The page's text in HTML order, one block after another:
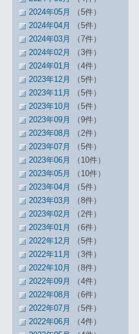
2024年05月
（5件）
2024年04月
（5件）
2024年03月
（7件）
2024年02月
（3件）
2024年01月
（4件）
2023年12月
（5件）
2023年11月
（5件）
2023年10月
（5件）
2023年09月
（9件）
2023年08月
（2件）
2023年07月
（5件）
2023年06月
（10件）
2023年05月
（10件）
2023年04月
（5件）
2023年03月
（8件）
2023年02月
（2件）
2023年01月
（6件）
2022年12月
（5件）
2022年11月
（3件）
2022年10月
（8件）
2022年09月
（4件）
2022年08月
（6件）
2022年07月
（5件）
2022年06月
（4件）